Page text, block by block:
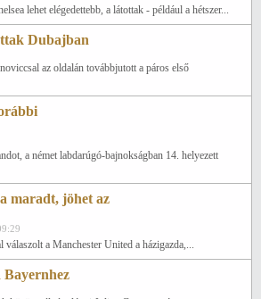
lehet elégedettebb, a látottak - például a hétszer...
Dubajban
az oldalán továbbjutott a páros első
a német labdarúgó-bajnokságban 14. helyezett
maradt, jöhet az
a Manchester United a házigazda,...
Bayernhez